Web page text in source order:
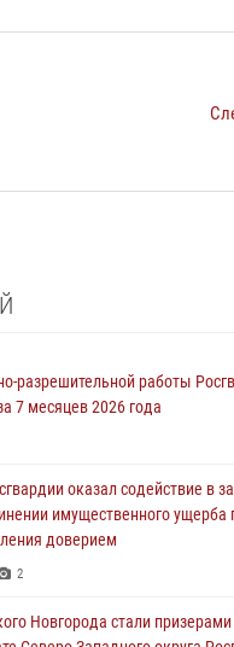
разрешительной работы
7 месяцев 2026 года
оказал содействие в
имущественного ущерба
доверием
2
Новгорода стали